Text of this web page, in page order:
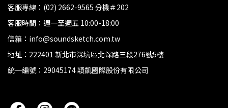
客服專線：(02) 2662-9565 分機＃202
客服時間：週一至週五 10:00-18:00
信箱：info@soundsketch.com.tw
地址：222401 新北市深坑區北深路三段276號5樓
統一編號：29045174 穎凱國際股份有限公司